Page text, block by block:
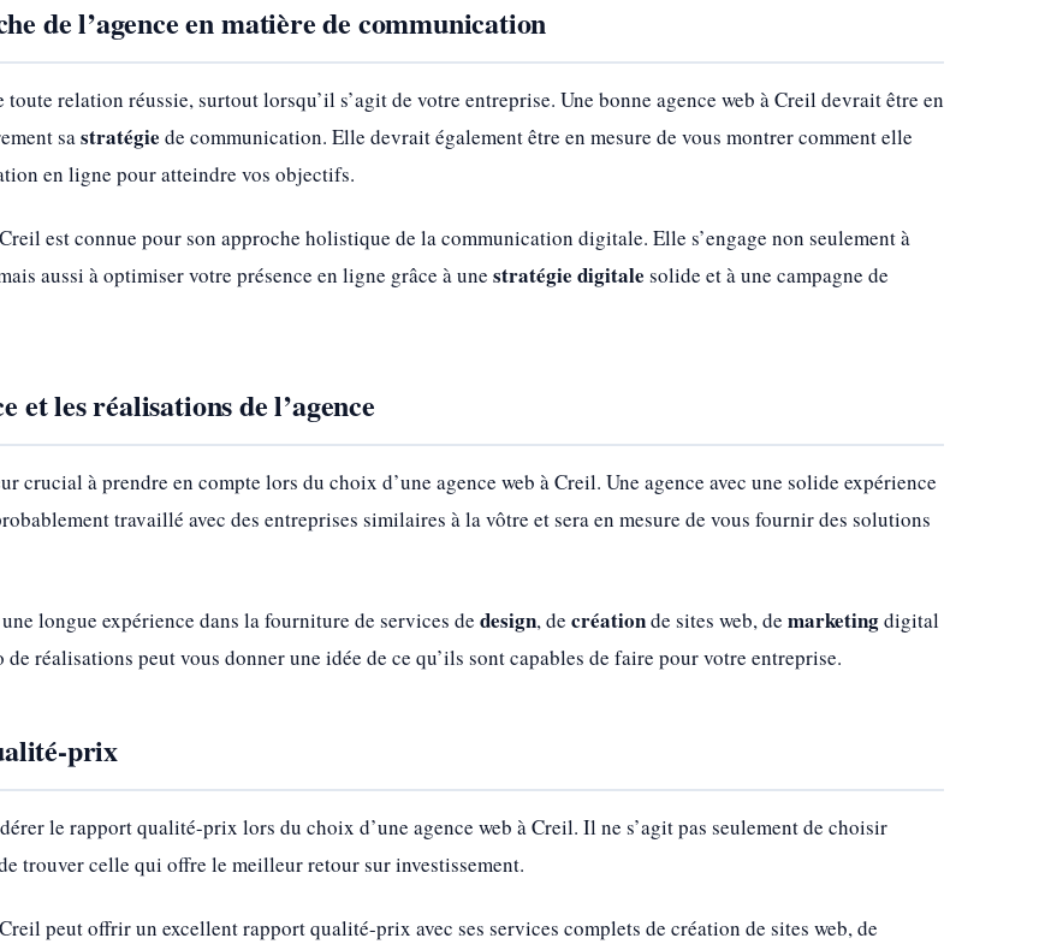
de l’agence en matière de communication
relation réussie, surtout lorsqu’il s’agit de votre entreprise. Une bonne agence web à Creil devrait être en
sastratégie de communication. Elle devrait également être en mesure de vous montrer comment elle
en ligne pour atteindre vos objectifs.
est connue pour son approche holistique de la communication digitale. Elle s’engage non seulement à
aussi à optimiser votre présence en ligne grâce à une stratégie digitale solide et à une campagne de
et les réalisations de l’agence
crucial à prendre en compte lors du choix d’une agence web à Creil. Une agence avec une solide expérience
travaillé avec des entreprises similaires à la vôtre et sera en mesure de vous fournir des solutions
longue expérience dans la fourniture de services de design, de créationde sites web, de marketingdigital
réalisations peut vous donner une idée de ce qu’ils sont capables de faire pour votre entreprise.
prix
le rapport qualité-prix lors du choix d’une agence web à Creil. Il ne s’agit pas seulement de choisir
trouver celle qui offre le meilleur retour sur investissement.
peut offrir un excellent rapport qualité-prix avec ses services complets de création de sites web, de